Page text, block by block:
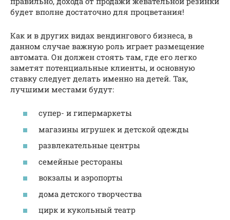
будет вполне достаточно для процветания!
Как и в других видах вендингового бизнеса, в
данном случае важную роль играет размещение
автомата. Он должен стоять там, где его легко
заметят потенциальные клиенты, и основную
ставку следует делать именно на детей. Так,
лучшими местами будут:
супер- и гипермаркеты
магазины игрушек и детской одежды
развлекательные центры
семейные рестораны
вокзалы и аэропорты
дома детского творчества
цирк и кукольный театр